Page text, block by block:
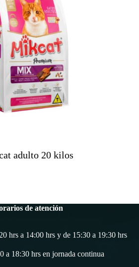
adulto 20 kilos
de atención
hrs a 14:00 hrs y de 15:30 a 19:30 hrs
a 18:30 hrs en jornada continua